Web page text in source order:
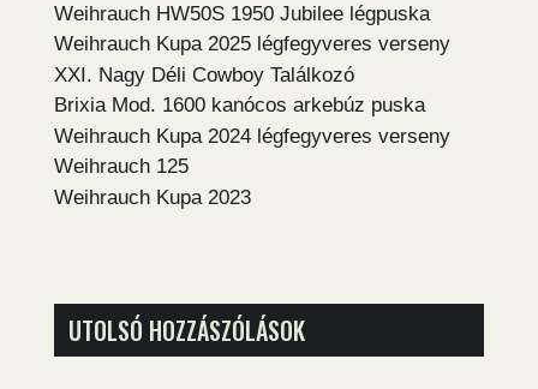
Weihrauch HW50S 1950 Jubilee légpuska
Weihrauch Kupa 2025 légfegyveres verseny
XXI. Nagy Déli Cowboy Találkozó
Brixia Mod. 1600 kanócos arkebúz puska
Weihrauch Kupa 2024 légfegyveres verseny
Weihrauch 125
Weihrauch Kupa 2023
UTOLSÓ HOZZÁSZÓLÁSOK